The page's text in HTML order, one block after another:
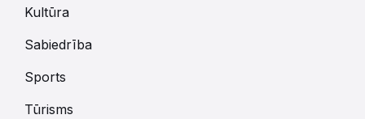
Kultūra
Sabiedrība
Sports
Tūrisms